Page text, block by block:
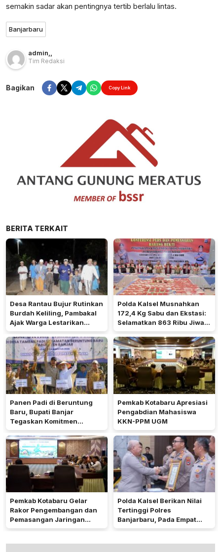
semakin sadar akan pentingnya tertib berlalu lintas.
Banjarbaru
admin
Tim Redaksi
Bagikan Copy Link
BERITA TERKAIT
Desa Rantau Bujur Rutinkan
Burdah Keliling, Pambakal
Ajak Warga Lestarikan
Tradisi Keagamaan
Polda Kalsel Musnahkan
172,4 Kg Sabu dan Ekstasi:
Selamatkan 863 Ribu Jiwa
dan Hemat Biaya Rehab Rp.
4,3 Triliun
Panen Padi di Beruntung
Baru, Bupati Banjar
Tegaskan Komitmen
Dukung Ketahanan Pangan
Pemkab Kotabaru Apresiasi
Pengabdian Mahasiswa
KKN-PPM UGM
Pemkab Kotabaru Gelar
Rakor Pengembangan dan
Pemasangan Jaringan
Listrik PLN
Polda Kalsel Berikan Nilai
Tertinggi Polres
Banjarbaru, Pada Empat
Bidang Utama